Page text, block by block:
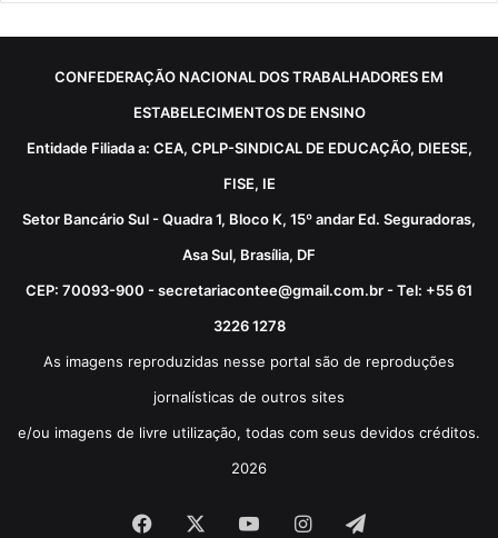
CONFEDERAÇÃO NACIONAL DOS TRABALHADORES EM
ESTABELECIMENTOS DE ENSINO
Entidade Filiada a: CEA, CPLP-SINDICAL DE EDUCAÇÃO, DIEESE,
FISE, IE
Setor Bancário Sul - Quadra 1, Bloco K, 15º andar Ed. Seguradoras,
Asa Sul, Brasília, DF
CEP: 70093-900 - secretariacontee@gmail.com.br - Tel: +55 61
3226 1278
As imagens reproduzidas nesse portal são de reproduções
jornalísticas de outros sites
e/ou imagens de livre utilização, todas com seus devidos créditos.
2026
Facebook YouTubeInstagram